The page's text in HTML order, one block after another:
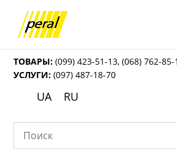
ТОВАРЫ: (099) 423-51-13,(068) 762-85-
УСЛУГИ: (097) 487-18-70
UA RU